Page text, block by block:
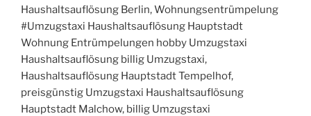
Haushaltsauflösung Berlin, Wohnungsentrümpelung
#Umzugstaxi Haushaltsauflösung Hauptstadt
Wohnung Entrümpelungen hobby Umzugstaxi
Haushaltsauflösung billig Umzugstaxi,
Haushaltsauflösung Hauptstadt Tempelhof,
preisgünstig Umzugstaxi Haushaltsauflösung
Hauptstadt Malchow, billig Umzugstaxi